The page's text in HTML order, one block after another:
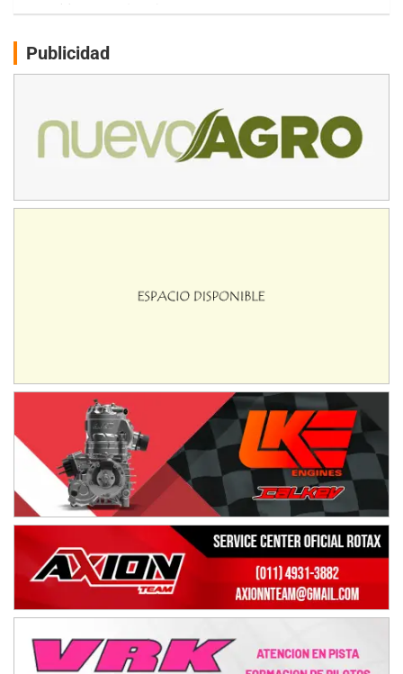
NORESTE SANTAFESINO - F6
Ciudad de Avellaneda (Asfalto)
Avellaneda (Santa Fe)
José Samuel Sánchez (Tierra)
Rufino (Santa Fe)
Juan Navarro (Asfalto)
IAME SERIES ARGENTINA 6
Ciudad de Trenque Lauquen (Asfalto)
Trenque Lauquen (Buenos Aires)
ENTRERRIANO - F6 (POSTERGADA)
Parque de la Velocidad (Asfalto)
Villaguay (Entre Ríos)
VICTORIENSE - F7
El Cerro (Tierra)
Victoria (Entre Ríos)
PATAGONICO - F6
Moto Club Reginense (Tierra)
CSK - F7
Juventud Unida (Tierra)
Publicidad